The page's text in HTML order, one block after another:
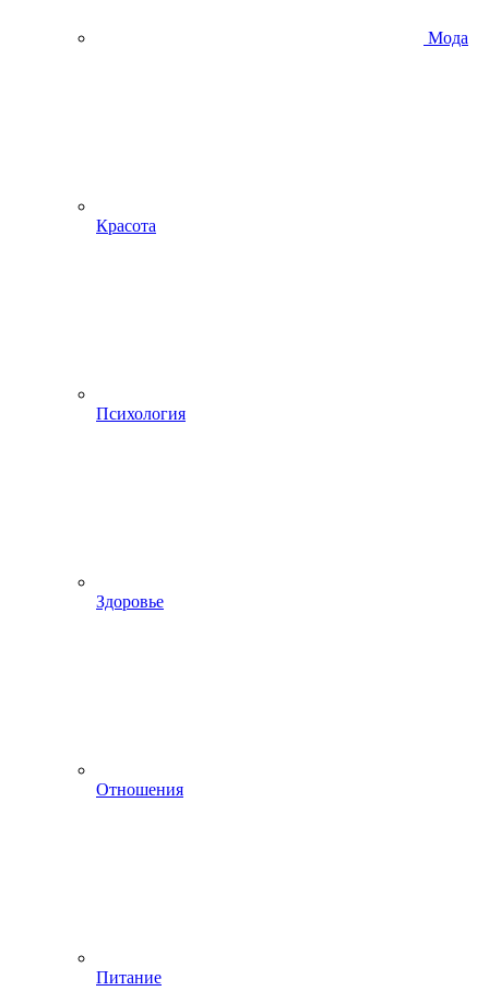
Мода
Красота
Психология
Здоровье
Отношения
Питание